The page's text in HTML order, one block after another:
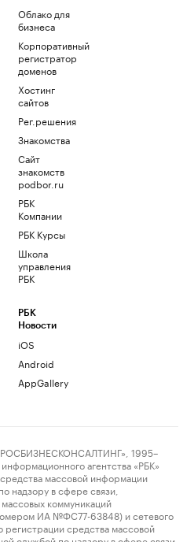
Облако для
бизнеса
Корпоративный
регистратор
доменов
Хостинг
сайтов
Рег.решения
Знакомства
Сайт
знакомств
podbor.ru
РБК
Компании
РБК Курсы
Школа
управления
РБК
РБК
Новости
iOS
Android
AppGallery
1995–
агентства «РБК»
массовой информации
надзору в сфере связи,
коммуникаций
ИА №ФС77-63848) и сетевого
регистрации средства массовой